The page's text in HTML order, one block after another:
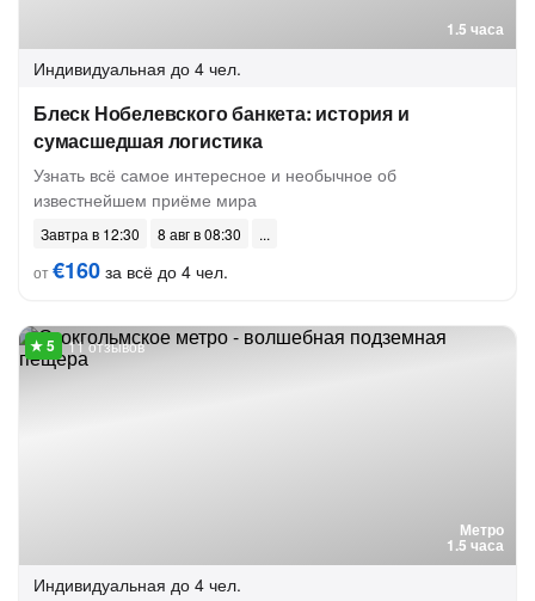
1.5 часа
Индивидуальная до 4 чел.
Блеск Нобелевского банкета: история и
сумасшедшая логистика
Узнать всё самое интересное и необычное об
известнейшем приёме мира
Завтра в 12:30
8 авг в 08:30
от€160 за всё до 4 чел.
Метро
1.5 часа
11 отзывов
Индивидуальная до 4 чел.